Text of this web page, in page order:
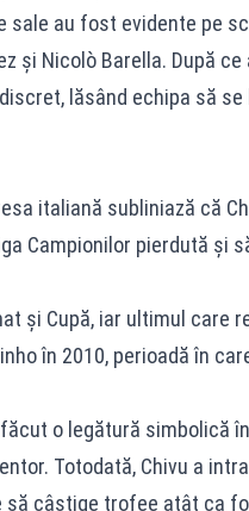
sale au fost evidente pe
și Nicolò Barella. După
lăsând echipa să se
italiană subliniază că
Campionilor pierdută și
și Cupă, iar ultimul care
în 2010, perioadă în
o legătură simbolică
Totodată, Chivu a
câștige trofee atât ca